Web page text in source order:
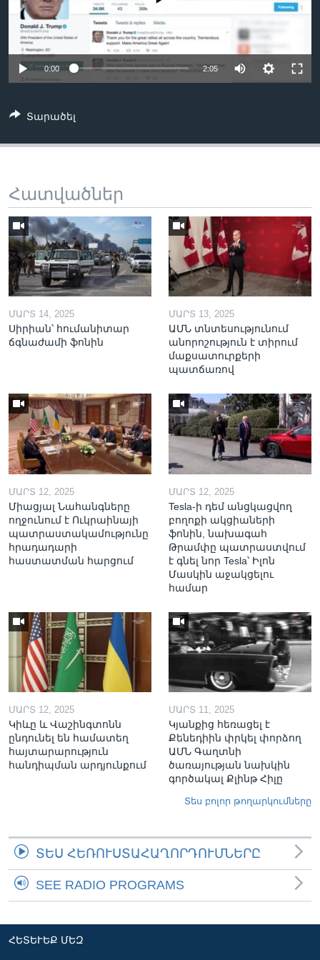
Լեզուներ
0:00 2:05
Տարածել
Հատվածներ
ՄԱՐՏ 14, 2025
Սիրիան՝ հումանիտար
ճգնաժամի ֆոնին
ՄԱՐՏ 13, 2025
ԱՄՆ տնտեսությունում
անորոշություն է տիրում
մաքսատուրքերի
պատճառով
ՄԱՐՏ 12, 2025
Միացյալ Նահանգները
ողջունում է Ուկրաինայի
պատրաստակամությունը
հրադադարի
հաստատման հարցում
ՄԱՐՏ 12, 2025
Tesla-ի դեմ անցկացվող
բողոքի ակցիաների
ֆոնին, նախագահ
Թրամփը պատրաստվում
է գնել նոր Tesla՝ Իլոն
Մասկին աջակցելու
համար
ՄԱՐՏ 12, 2025
Կիևը և Վաշինգտոնն
ընդունել են համատեղ
հայտարարություն
հանդիպման արդյունքում
ՄԱՐՏ 11, 2025
Կյանքից հեռացել է
Քենեդիին փրկել փորձող
ԱՄՆ Գաղտնի
ծառայության նախկին
գործակալ Քլինթ Հիլը
Տես բոլոր թողարկումները
ՏԵՍ ՀԵՌՈՒՍՏԱՀԱՂՈՐԴՈՒՄՆԵՐԸ
SEE RADIO PROGRAMS
ՀԵՏԵՒԵՔ ՄԵԶ